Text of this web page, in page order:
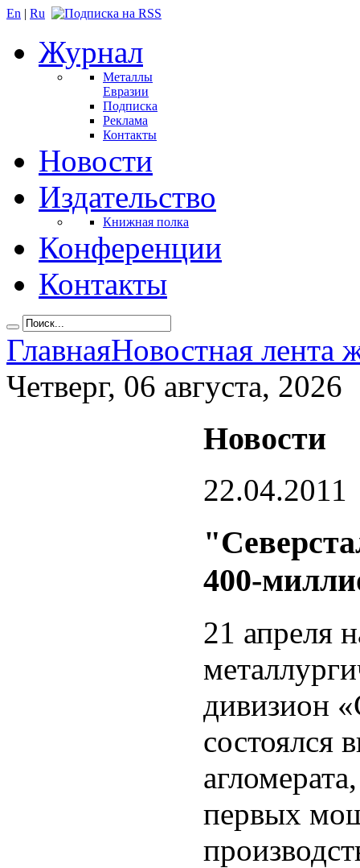
En | Ru
Журнал
Металлы
Евразии
Подписка
Реклама
Контакты
Новости
Издательство
Книжная полка
Конференции
Контакты
ГлавнаяНовостная лента
Четверг, 06 августа, 2026
Новости
22.04.2011
400-
21 апреля
дивизион
состоялся
первых